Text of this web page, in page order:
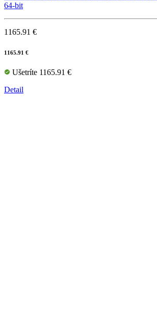
64-bit
1165.91 €
1165.91 €
Ušetríte 1165.91 €
Detail